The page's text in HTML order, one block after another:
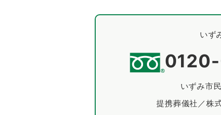
い
いずみ市
提携葬儀社／株